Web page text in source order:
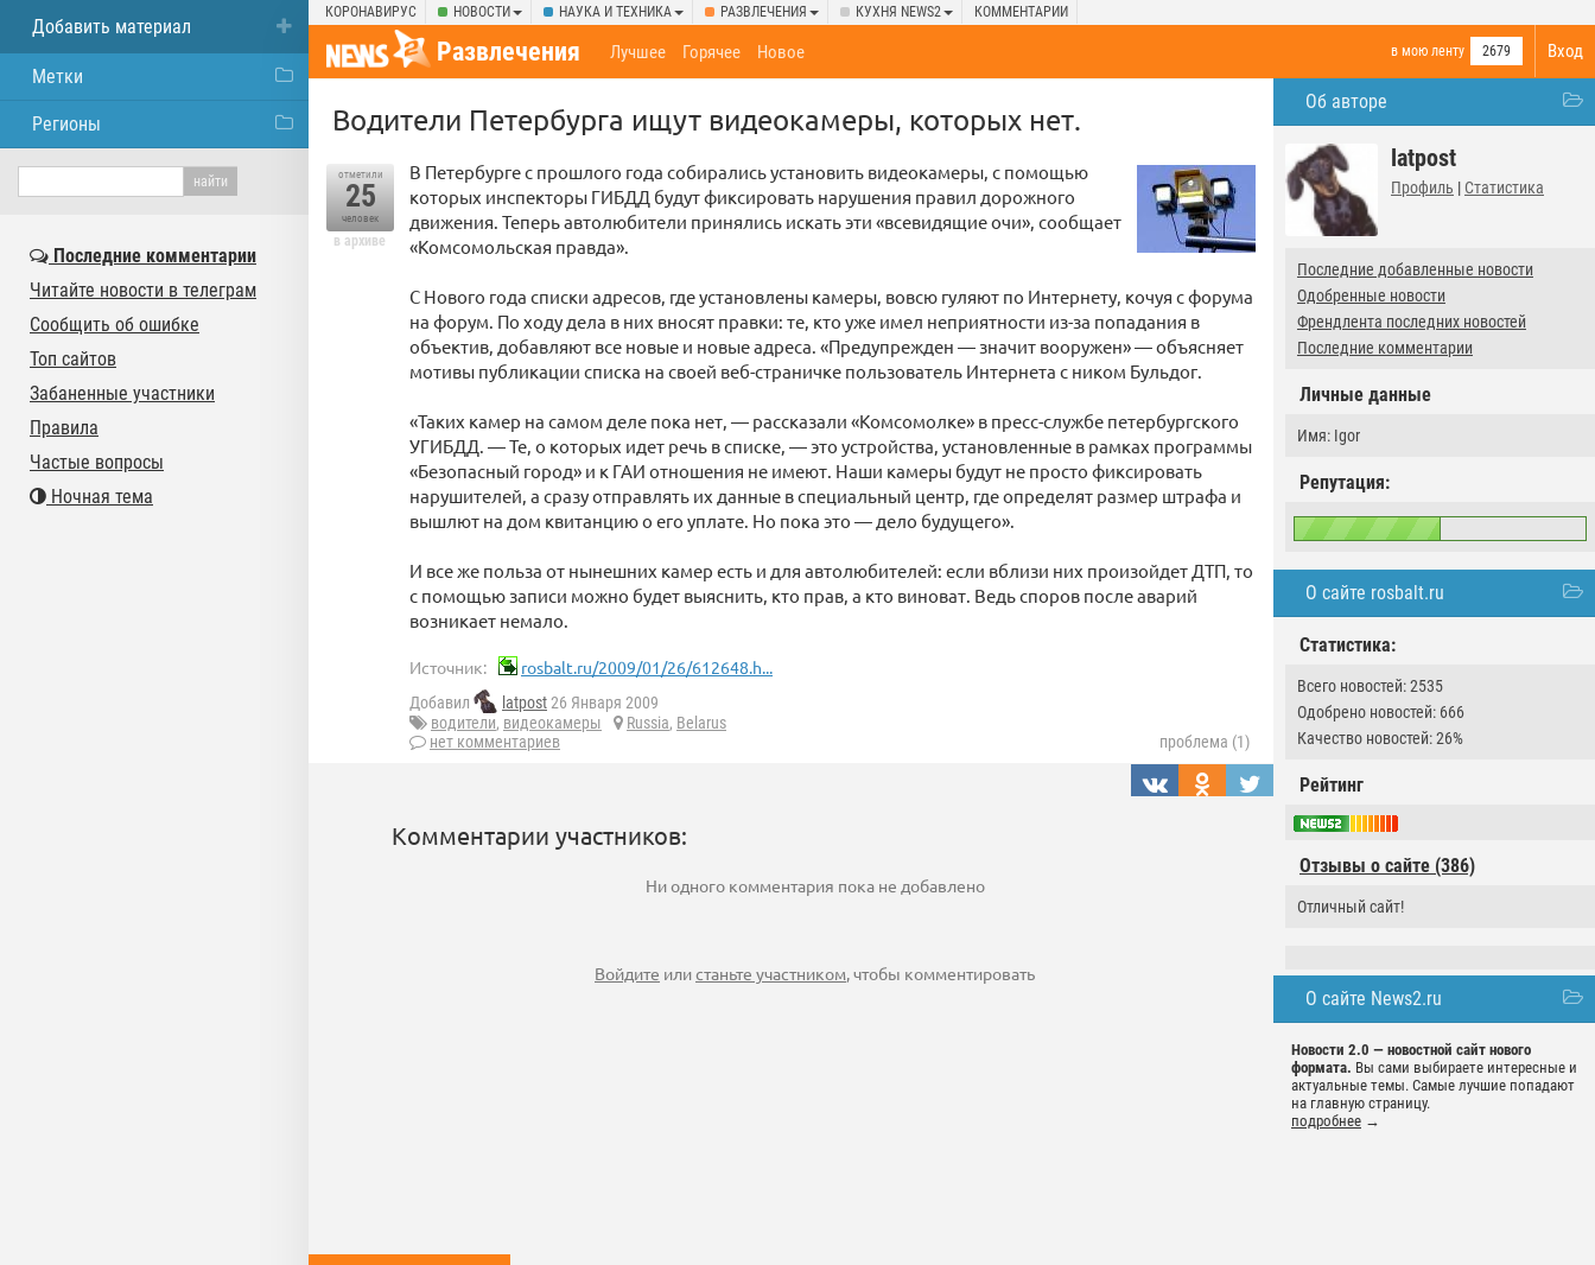
КОРОНАВИРУС НОВОСТИ НАУКА И ТЕХНИКА РАЗВЛЕЧЕНИЯ КУХНЯ NEWS2 КОММЕНТАРИИ
Вход
Развлечения в мою ленту 2679
Лучшее Горячее Новое
Об авторе
latpost
Профиль | Статистика
Последние добавленные новости
Одобренные новости
Френдлента последних новостей
Последние комментарии
Личные данные
Имя: Igor
Репутация:
О сайте rosbalt.ru
Статистика:
Всего новостей: 2535
Одобрено новостей: 666
Качество новостей: 26%
Рейтинг
Отзывы о сайте (386)
Отличный сайт!
О сайте News2.ru
Новости 2.0 — новостной сайт нового
формата. Вы сами выбираете интересные и
актуальные темы. Самые лучшие попадают
на главную страницу.
подробнее →
Водители Петербурга ищут видеокамеры, которых нет.
отметили
25
человек
в архиве
В Петербурге с прошлого года собирались установить видеокамеры, с помощью
которых инспекторы ГИБДД будут фиксировать нарушения правил дорожного
движения. Теперь автолюбители принялись искать эти «всевидящие очи», сообщает
«Комсомольская правда».
С Нового года списки адресов, где установлены камеры, вовсю гуляют по Интернету, кочуя с форума
на форум. По ходу дела в них вносят правки: те, кто уже имел неприятности из-за попадания в
объектив, добавляют все новые и новые адреса. «Предупрежден — значит вооружен» — объясняет
мотивы публикации списка на своей веб-страничке пользователь Интернета с ником Бульдог.
«Таких камер на самом деле пока нет, — рассказали «Комсомолке» в пресс-службе петербургского
УГИБДД. — Те, о которых идет речь в списке, — это устройства, установленные в рамках программы
«Безопасный город» и к ГАИ отношения не имеют. Наши камеры будут не просто фиксировать
нарушителей, а сразу отправлять их данные в специальный центр, где определят размер штрафа и
вышлют на дом квитанцию о его уплате. Но пока это — дело будущего».
И все же польза от нынешних камер есть и для автолюбителей: если вблизи них произойдет ДТП, то
с помощью записи можно будет выяснить, кто прав, а кто виноват. Ведь споров после аварий
возникает немало.
Источник: rosbalt.ru/2009/01/26/612648.h...
Добавил latpost26 Января 2009
водители, видеокамеры Russia, Belarus
нет комментариев
проблема (1)
Комментарии участников:
Ни одного комментария пока не добавлено
Войдите илистаньте участником, чтобы комментировать
Добавить материал
Метки
Регионы
Последние комментарии
Читайте новости в телеграм
Сообщить об ошибке
Топ сайтов
Забаненные участники
Правила
Частые вопросы
Ночная тема